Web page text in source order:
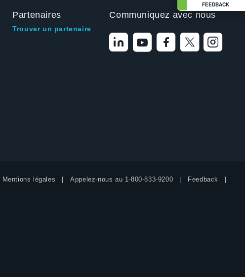
FEEDBACK
Partenaires
Trouver un partenaire
Communiquez avec nous
Mentions légales Appelez-nous au 1-800-833-9200 Feedback